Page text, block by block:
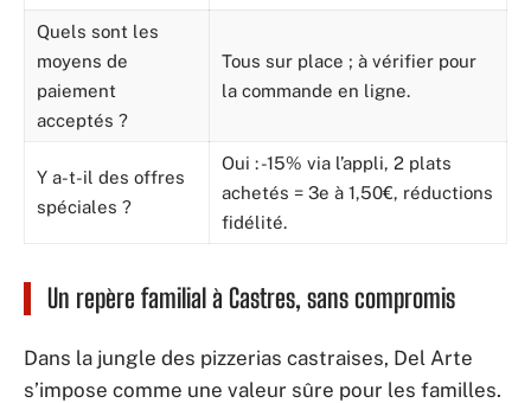
Quels sont les
moyens de
paiement
acceptés ?
Tous sur place ; à vérifier pour
la commande en ligne.
Y a-t-il des offres
spéciales ?
Oui : -15% via l’appli, 2 plats
achetés = 3e à 1,50€, réductions
fidélité.
Un repère familial à Castres, sans compromis
Dans la jungle des pizzerias castraises, Del Arte
s’impose comme une valeur sûre pour les familles.